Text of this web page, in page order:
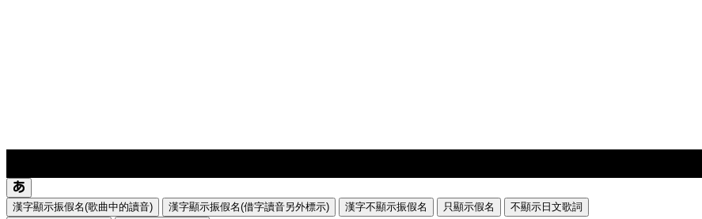
漢字顯示振假名(歌曲中的讀音) 漢字顯示振假名(借字讀音另外標示) 漢字不顯示振假名 只顯示假名
不顯示日文歌詞